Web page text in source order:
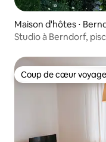
Maison d'hôtes ⋅
Studio à Berndorf,
Coup de cœur
Coup de cœur